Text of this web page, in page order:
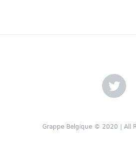
Grappe Belgique © 2020 | All